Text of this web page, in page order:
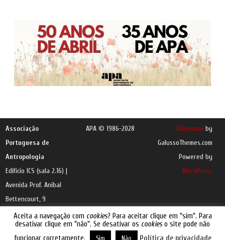
Associação
Portuguesa de
Antropologia
Edifício ICS (sala 2.16) |
Avenida Prof. Aníbal
Bettencourt, 9
1600-189 Lisboa |e-
mail
APA © 1986-2028 Ribosome by
GalussoThemes.com
Powered by
WordPress
Aceita a navegação com cookies? Para aceitar clique em "sim". Para
desativar clique em "não". Se desativar os cookieso site pode não
funcionar corretamente.
Sim Não Política de privacidade